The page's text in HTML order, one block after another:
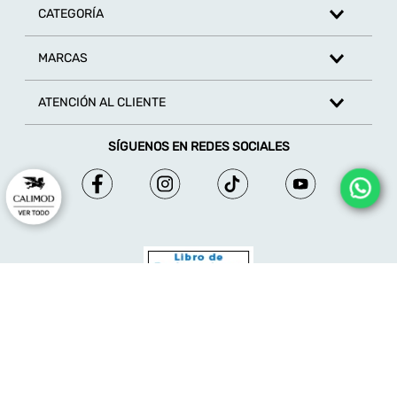
CATEGORÍA
MARCAS
ATENCIÓN AL CLIENTE
SÍGUENOS EN REDES SOCIALES